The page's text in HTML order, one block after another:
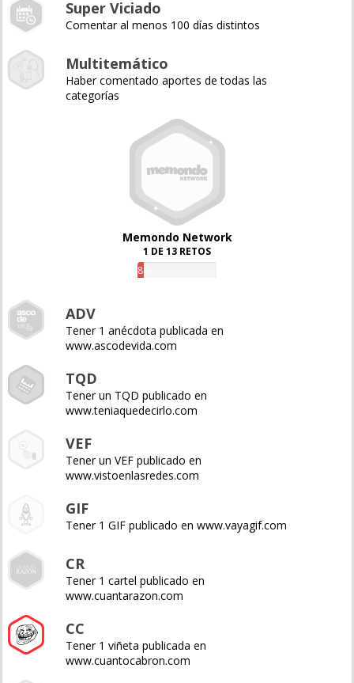
Super Viciado
Comentar al menos 100 días distintos
Multitemático
Haber comentado aportes de todas las
categorías
Memondo Network
1 DE 13 RETOS
8%
ADV
Tener 1 anécdota publicada en
www.ascodevida.com
TQD
Tener un TQD publicado en
www.teniaquedecirlo.com
VEF
Tener un VEF publicado en
www.vistoenlasredes.com
GIF
Tener 1 GIF publicado en www.vayagif.com
CR
Tener 1 cartel publicado en
www.cuantarazon.com
CC
Tener 1 viñeta publicada en
www.cuantocabron.com